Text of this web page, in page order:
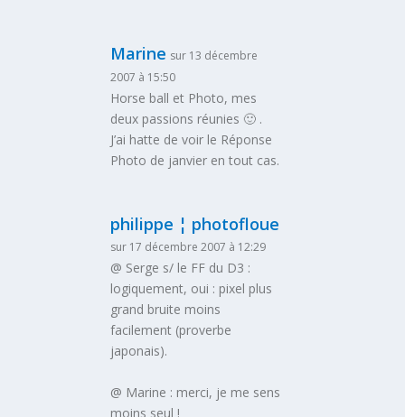
Marine sur 13 décembre
2007 à 15:50
Horse ball et Photo, mes
deux passions réunies 🙂 .
J’ai hatte de voir le Réponse
Photo de janvier en tout cas.
philippe ¦ photofloue
sur 17 décembre 2007 à 12:29
@ Serge s/ le FF du D3 :
logiquement, oui : pixel plus
grand bruite moins
facilement (proverbe
japonais).
@ Marine : merci, je me sens
moins seul !